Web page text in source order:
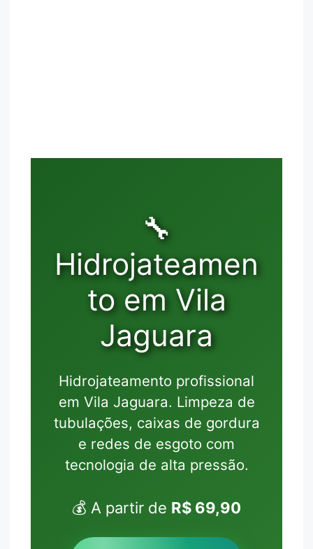
🔧
Hidrojateamen
to em Vila
Jaguara
Hidrojateamento profissional
em Vila Jaguara. Limpeza de
tubulações, caixas de gordura
e redes de esgoto com
tecnologia de alta pressão.
💰 A partir de R$ 69,90